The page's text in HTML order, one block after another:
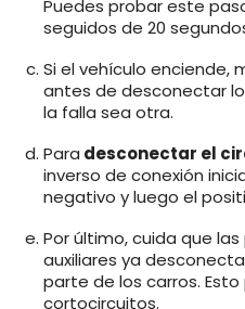
Puedes probar este
seguidos de 20
Si el vehículo enciende,
antes de desconectar
la falla sea otra.
Para desconectar el
inverso de conexión
negativo y luego el
Por último, cuida que
auxiliares ya
parte de los carros.
cortocircuitos.